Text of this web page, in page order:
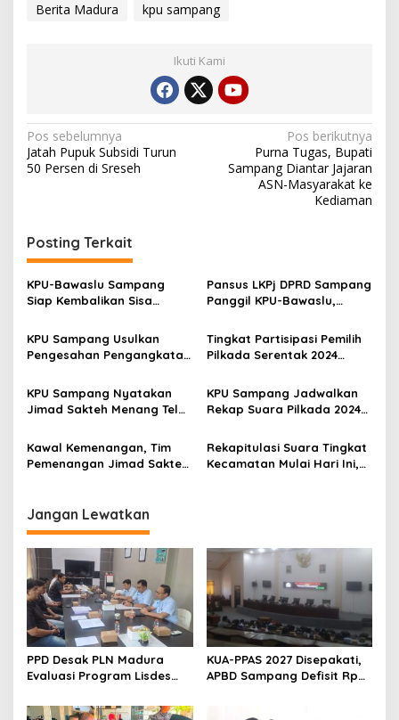
Berita Madura
kpu sampang
Ikuti Kami
Navigasi
pos
Pos sebelumnya
Jatah Pupuk Subsidi Turun
50 Persen di Sreseh
Pos berikutnya
Purna Tugas, Bupati
Sampang Diantar Jajaran
ASN-Masyarakat ke
Kediaman
Posting Terkait
KPU-Bawaslu Sampang
Siap Kembalikan Sisa
Pansus LKPj DPRD Sampang
Panggil KPU-Bawaslu,
Kembalikan Anggaran Rp
12,6 M
KPU Sampang Usulkan
Pengesahan Pengangkatan
Terpilih Hasil Pilkada 2024
Tingkat Partisipasi Pemilih
Pilkada Serentak 2024
Sampang
KPU Sampang Nyatakan
Jimad Sakteh Menang Telak
Pilkada Serentak 2024,
Segini Selisih Suaranya
KPU Sampang Jadwalkan
Rekap Suara Pilkada 2024
2 Hari
Kawal Kemenangan, Tim
Pemenangan Jimad Sakteh
Rekapitulasi Suara Tingkat
Kecamatan Mulai Hari Ini,
Jangan Lewatkan
PPD Desak PLN Madura
Evaluasi Program Lisdes
KUA-PPAS 2027 Disepakati,
APBD Sampang Defisit Rp